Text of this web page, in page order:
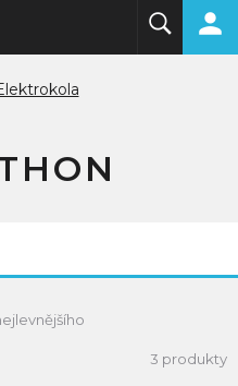
3 produkty